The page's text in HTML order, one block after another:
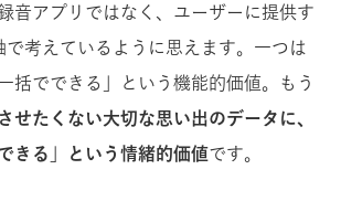
音アプリではなく、ユーザーに提供す
で考えているように思えます。一つは
括でできる」という機能的価値。もう
せたくない大切な思い出のデータに、
きる」という情緒的価値です。